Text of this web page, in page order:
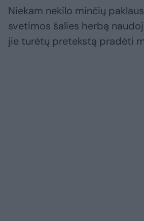
Niekam nekilo minčių
svetimos šalies herbą
jie turėtų pretekstą pradėti